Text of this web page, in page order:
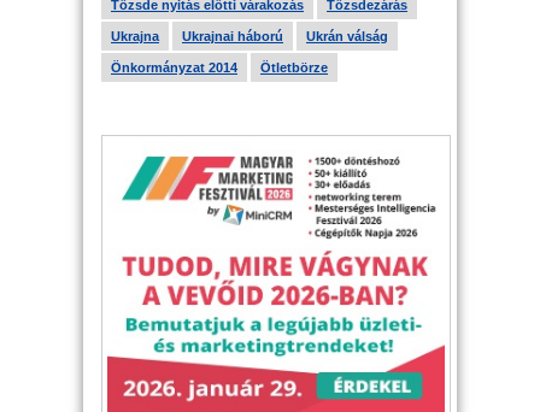
Tőzsde nyitás előtti várakozás Tőzsdezárás
Ukrajna Ukrajnai háború Ukrán válság
Önkormányzat 2014 Ötletbörze